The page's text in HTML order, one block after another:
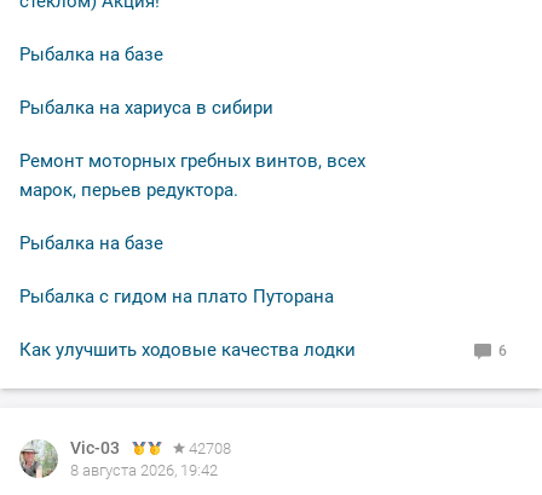
Рыбалка на базе
Рыбалка на хариуса в сибири
Ремонт моторных гребных винтов, всех
марок, перьев редуктора.
Рыбалка на базе
Рыбалка с гидом на плато Путорана
Как улучшить ходовые качества лодки 6
Vic-03
42708
8 августа 2026, 19:42